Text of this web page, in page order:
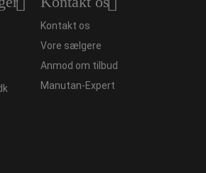
Kontakt os
Vore sælgere
Anmod om tilbud
Manutan-Expert